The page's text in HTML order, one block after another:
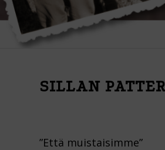
SILLAN
”Että muistaisimme”